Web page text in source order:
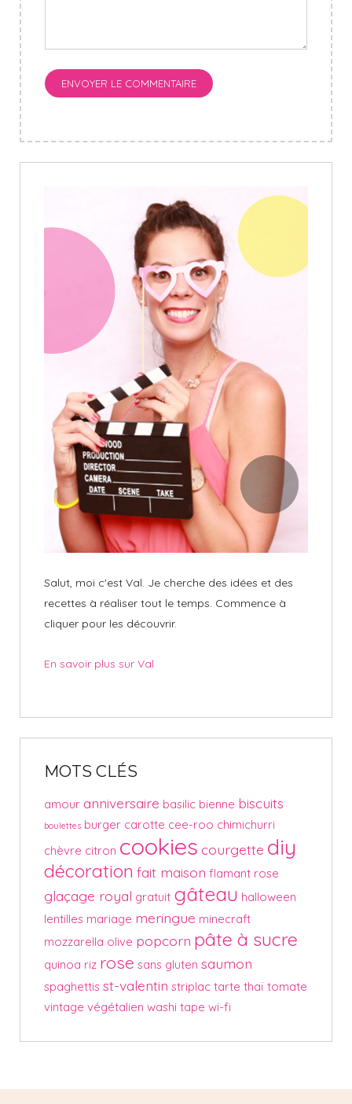
ENVOYER LE COMMENTAIRE
Salut, moi c'est Val. Je cherche des idées et des
recettes à réaliser tout le temps. Commence à
cliquer pour les découvrir.
En savoir plus sur Val
MOTS CLÉS
amour anniversaire basilic bienne biscuits
boulettes burger carotte cee-roo chimichurri
chèvre citron cookies courgette diy
décoration fait maison flamant rose
glaçage royal gratuit gâteau halloween
lentilles mariage meringue minecraft
mozzarella olive popcorn pâte à sucre
quinoa riz rose sans gluten saumon
spaghettis st-valentin striplac tarte thaï tomate
vintage végétalien washi tape wi-fi